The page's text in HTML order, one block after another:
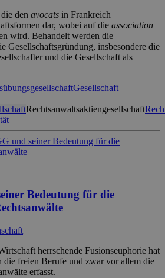
den avocats in Frankreich
dar, wobei auf die association
wird. Behandelt werden die
Gesellschaftsgründung, insbesondere die
und die Gesellschaft als
Gesellschaft
Rechtsanwaltsaktiengesellschaft
Bedeutung für die
herrschende Fusionseuphorie hat
die freien Berufe und zwar vor allem die
erfasst.